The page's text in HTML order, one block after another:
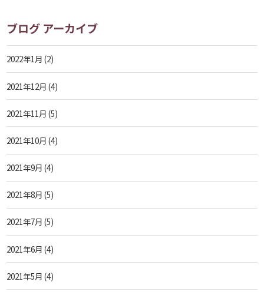
ブログ アーカイブ
2022年1月 (2)
2021年12月 (4)
2021年11月 (5)
2021年10月 (4)
2021年9月 (4)
2021年8月 (5)
2021年7月 (5)
2021年6月 (4)
2021年5月 (4)